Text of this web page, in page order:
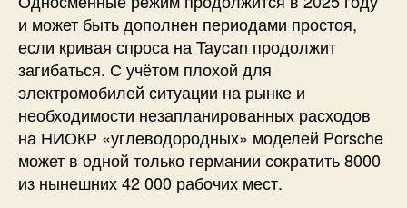
и может быть дополнен периодами простоя,
если кривая спроса на Taycan продолжит
загибаться. С учётом плохой для
электромобилей ситуации на рынке и
необходимости незапланированных расходов
на НИОКР «углеводородных» моделей Porsche
может в одной только германии сократить 8000
из нынешних 42 000 рабочих мест.